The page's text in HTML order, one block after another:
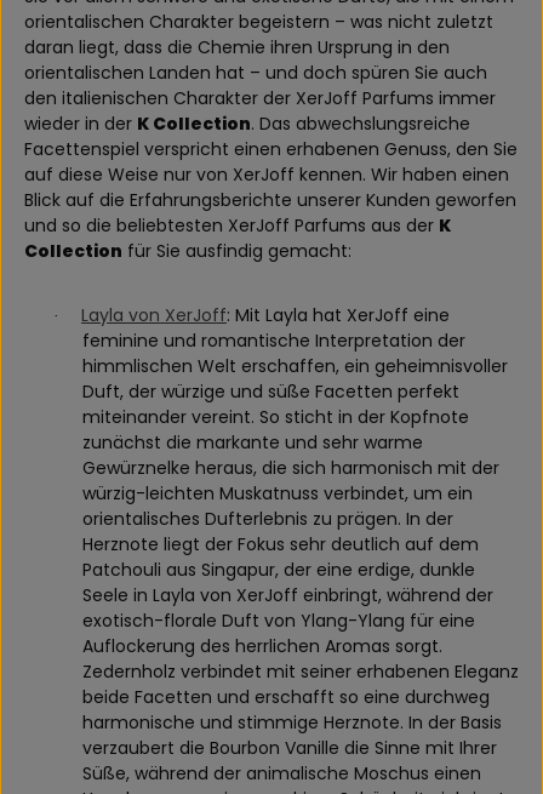
orientalischen Charakter begeistern – was nicht zuletzt
daran liegt, dass die Chemie ihren Ursprung in den
orientalischen Landen hat – und doch spüren Sie auch
den italienischen Charakter der XerJoff Parfums immer
wieder in der K Collection. Das abwechslungsreiche
Facettenspiel verspricht einen erhabenen Genuss, den Sie
auf diese Weise nur von XerJoff kennen. Wir haben einen
Blick auf die Erfahrungsberichte unserer Kunden geworfen
und so die beliebtesten XerJoff Parfums aus der K
Collection für Sie ausfindig gemacht:
· Layla von XerJoff: Mit Layla hat XerJoff eine
feminine und romantische Interpretation der
himmlischen Welt erschaffen, ein geheimnisvoller
Duft, der würzige und süße Facetten perfekt
miteinander vereint. So sticht in der Kopfnote
zunächst die markante und sehr warme
Gewürznelke heraus, die sich harmonisch mit der
würzig-leichten Muskatnuss verbindet, um ein
orientalisches Dufterlebnis zu prägen. In der
Herznote liegt der Fokus sehr deutlich auf dem
Patchouli aus Singapur, der eine erdige, dunkle
Seele in Layla von XerJoff einbringt, während der
exotisch-florale Duft von Ylang-Ylang für eine
Auflockerung des herrlichen Aromas sorgt.
Zedernholz verbindet mit seiner erhabenen Eleganz
beide Facetten und erschafft so eine durchweg
harmonische und stimmige Herznote. In der Basis
verzaubert die Bourbon Vanille die Sinne mit Ihrer
Süße, während der animalische Moschus einen